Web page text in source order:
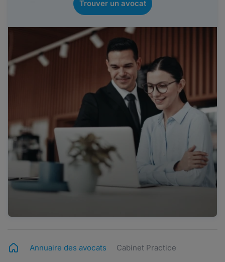
Trouver un avocat
Annuaire des avocats Cabinet Practice